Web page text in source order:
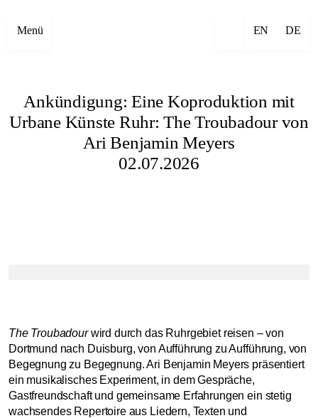
Menü EN DE
Ankündigung: Eine Koproduktion mit
Urbane Künste Ruhr: The Troubadour von
Ari Benjamin Meyers
02.07.2026
The Troubadourwird durch das Ruhrgebiet reisen – von
Dortmund nach Duisburg, von Aufführung zu Aufführung, von
Begegnung zu Begegnung. Ari Benjamin Meyers präsentiert
ein musikalisches Experiment, in dem Gespräche,
Gastfreundschaft und gemeinsame Erfahrungen ein stetig
wachsendes Repertoire aus Liedern, Texten und